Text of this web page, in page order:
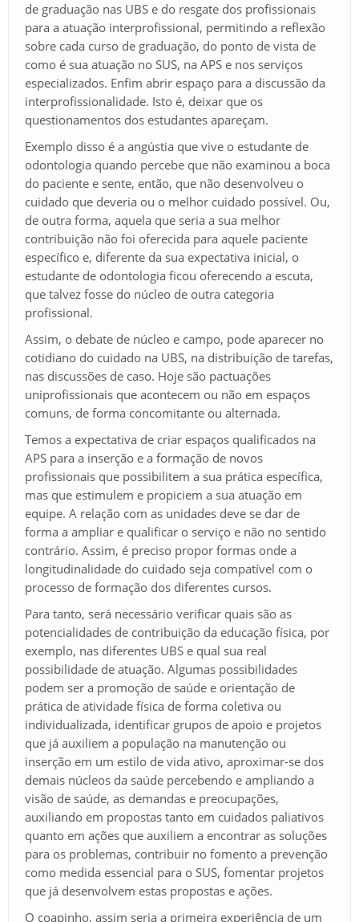
de graduação nas UBS e do resgate dos profissionais
para a atuação interprofissional, permitindo a reflexão
sobre cada curso de graduação, do ponto de vista de
como é sua atuação no SUS, na APS e nos serviços
especializados. Enfim abrir espaço para a discussão da
interprofissionalidade. Isto é, deixar que os
questionamentos dos estudantes apareçam.
Exemplo disso é a angústia que vive o estudante de
odontologia quando percebe que não examinou a boca
do paciente e sente, então, que não desenvolveu o
cuidado que deveria ou o melhor cuidado possível. Ou,
de outra forma, aquela que seria a sua melhor
contribuição não foi oferecida para aquele paciente
específico e, diferente da sua expectativa inicial, o
estudante de odontologia ficou oferecendo a escuta,
que talvez fosse do núcleo de outra categoria
profissional.
Assim, o debate de núcleo e campo, pode aparecer no
cotidiano do cuidado na UBS, na distribuição de tarefas,
nas discussões de caso. Hoje são pactuações
uniprofissionais que acontecem ou não em espaços
comuns, de forma concomitante ou alternada.
Temos a expectativa de criar espaços qualificados na
APS para a inserção e a formação de novos
profissionais que possibilitem a sua prática específica,
mas que estimulem e propiciem a sua atuação em
equipe. A relação com as unidades deve se dar de
forma a ampliar e qualificar o serviço e não no sentido
contrário. Assim, é preciso propor formas onde a
longitudinalidade do cuidado seja compatível com o
processo de formação dos diferentes cursos.
Para tanto, será necessário verificar quais são as
potencialidades de contribuição da educação física, por
exemplo, nas diferentes UBS e qual sua real
possibilidade de atuação. Algumas possibilidades
podem ser a promoção de saúde e orientação de
prática de atividade física de forma coletiva ou
individualizada, identificar grupos de apoio e projetos
que já auxiliem a população na manutenção ou
inserção em um estilo de vida ativo, aproximar-se dos
demais núcleos da saúde percebendo e ampliando a
visão de saúde, as demandas e preocupações,
auxiliando em propostas tanto em cuidados paliativos
quanto em ações que auxiliem a encontrar as soluções
para os problemas, contribuir no fomento a prevenção
como medida essencial para o SUS, fomentar projetos
que já desenvolvem estas propostas e ações.
O coapinho, assim seria a primeira experiência de um